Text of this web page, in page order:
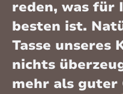
reden, was für
besten ist.
Tasse unseres
nichts
mehr als guter